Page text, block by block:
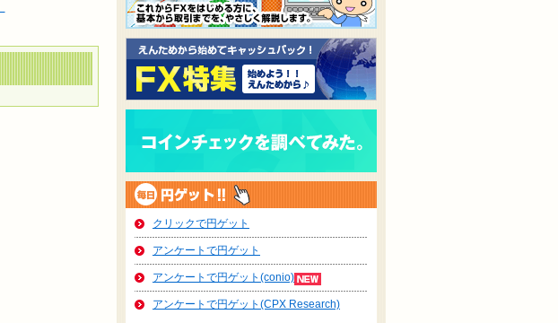
ト」 初回購入
「Qieto（キエ
ト）」
クリックで円ゲット
アンケートで円ゲット
アンケートで円ゲット(conio)
アンケートで円ゲット(CPX Research)